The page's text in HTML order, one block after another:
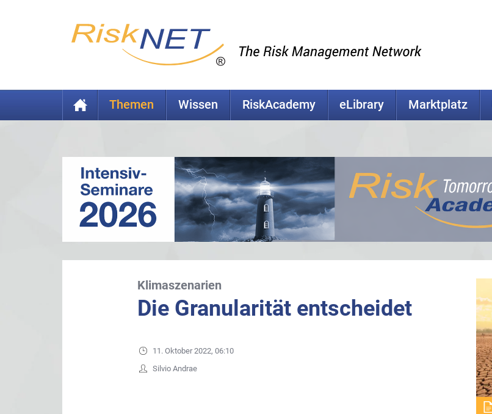
Themen Wissen RiskAcademy eLibrary Marktplatz
Klimaszenarien
Die Granularität entscheidet
11. Oktober 2022, 06:10
Silvio Andrae